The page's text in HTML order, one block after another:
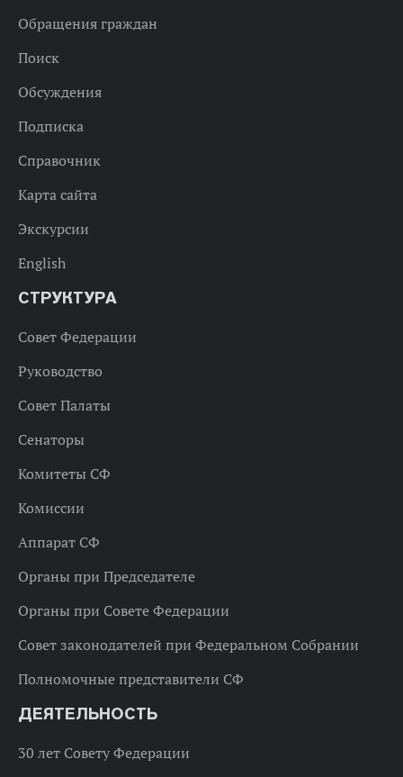
Обращения граждан
Поиск
Обсуждения
Подписка
Справочник
Карта сайта
Экскурсии
English
СТРУКТУРА
Совет Федерации
Руководство
Совет Палаты
Сенаторы
Комитеты СФ
Комиссии
Аппарат СФ
Органы при Председателе
Органы при Совете Федерации
Совет законодателей при Федеральном Собрании
Полномочные представители СФ
ДЕЯТЕЛЬНОСТЬ
30 лет Совету Федерации